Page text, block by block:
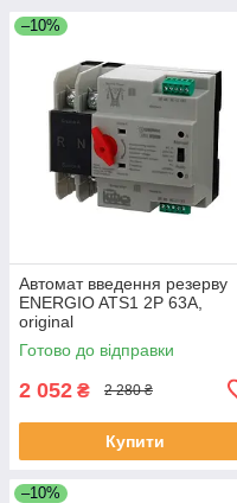
–10%
Автомат введення резерву
ENERGIO ATS1 2P 63A,
original
Готово до відправки
2 052 ₴ 2 280 ₴
Купити
–10%